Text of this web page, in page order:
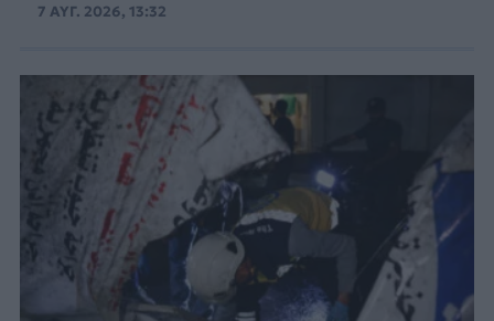
7 ΑΥΓ. 2026, 13:32